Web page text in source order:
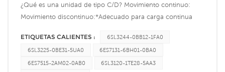
2AB1ET200SP 6ES7288-1ST40-0AA16SL3210-5FE11-
5UA06ES7131-6BF00-0DA0 6ES7288-1ST60-0AA11FL6062-
¿Qué es una unidad de tipo C/D? Movimiento continuo:
Movimiento discontinuo:*Adecuado para carga continua
carga*Sobrecarga de corriente máxima a corto plazo 200%
*Sobrecarga de corriente máxima a corto plazo 300%*MLFB:
6SL3120-xTExx-xACx *MLFB: 6SL3120-xTExx-xADx Módulo
ETIQUETAS CALIENTES : 6SL3244-0BB12-1FA0
6SL3225-0BE31-5UA0 6ES7131-6BH01-0BA0
6ES7515-2AM02-0AB0 6SL3120-1TE28-5AA3